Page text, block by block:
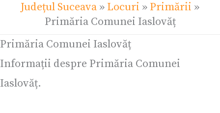
Județul Suceava » Locuri » Primării »
Primăria Comunei Iaslovăț
Primăria Comunei Iaslovăț
Informații despre Primăria Comunei
Iaslovăț.